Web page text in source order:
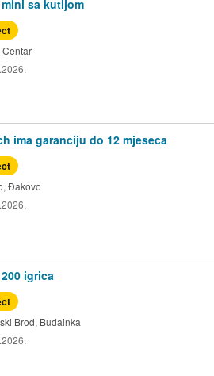
sa kutijom
Centar
ima garanciju do 12 mjeseca
Đakovo
igrica
Brod, Budainka